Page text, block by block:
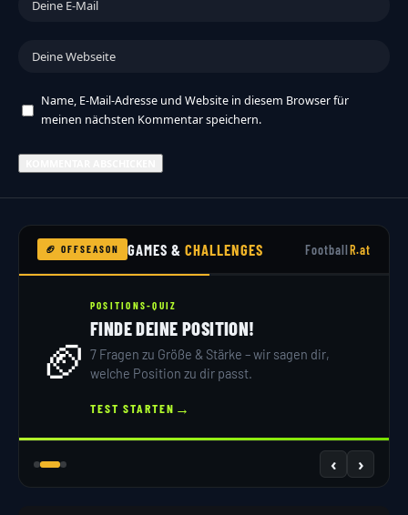
Name, E-Mail-Adresse und Website in diesem Browser für
meinen nächsten Kommentar speichern.
🏈 OFFSEASON GAMES &CHALLENGES FootballR.at
🏈
POSITIONS-QUIZ
FINDE DEINE POSITION!
7 Fragen zu Größe & Stärke – wir sagen dir,
welche Position zu dir passt.
TEST STARTEN →
‹ ›